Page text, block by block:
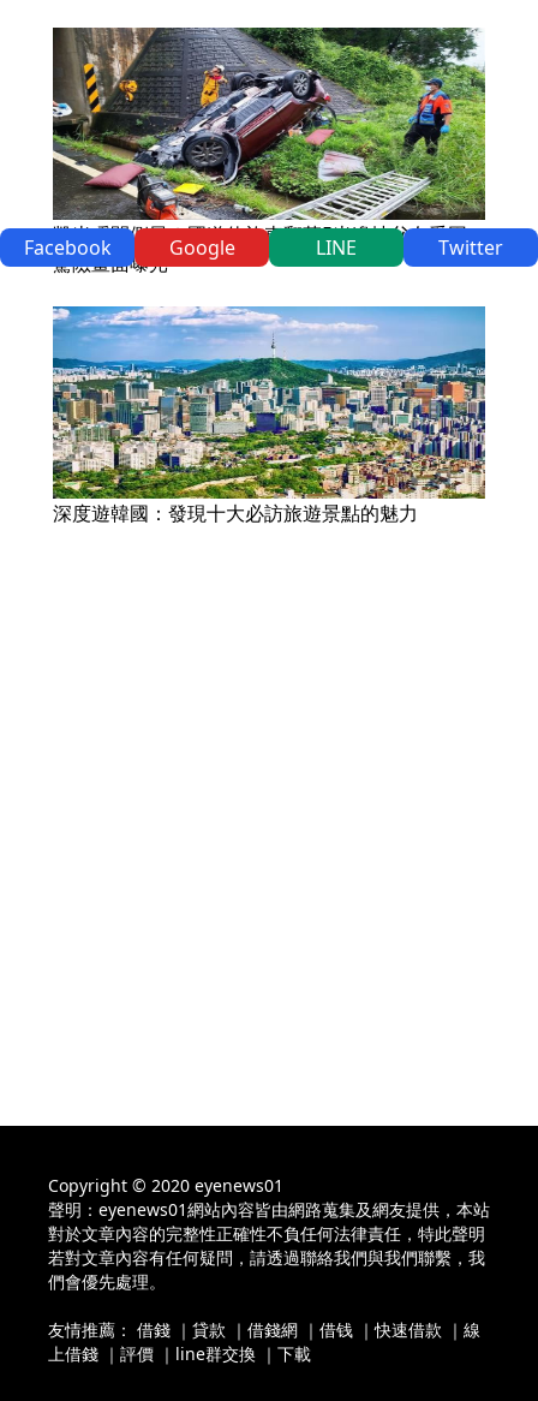
凱米瞬間側風？國道休旅車翻落5米邊坡父女受困
驚險畫面曝光
深度遊韓國：發現十大必訪旅遊景點的魅力
Facebook Google LINE Twitter
Copyright © 2020 eyenews01
聲明：eyenews01網站內容皆由網路蒐集及網友提供，本站
對於文章內容的完整性正確性不負任何法律責任，特此聲明
若對文章內容有任何疑問，請透過聯絡我們與我們聯繫，我
們會優先處理。
友情推薦： 借錢 ｜ 貸款 ｜ 借錢網 ｜ 借钱 ｜快速借款 ｜ 線
上借錢 ｜ 評價 ｜ line群交換 ｜ 下載